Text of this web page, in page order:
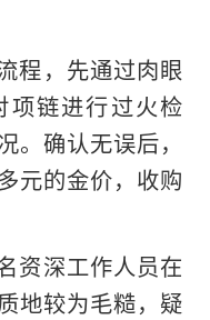
程，先通过肉眼
项链进行过火检
。确认无误后，
元的金价，收购
资深工作人员在
地较为毛糙，疑